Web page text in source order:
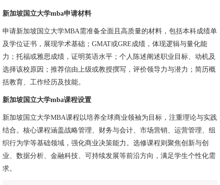
新加坡国立大学mba申请材料
申请新加坡国立大学MBA需准备全面且高质量的材料，包括本科成绩单
及学位证书，展现学术基础；GMAT或GRE成绩，体现逻辑与量化能
力；托福或雅思成绩，证明英语水平；个人陈述阐述职业目标、动机及
选择该校原因；推荐信由上级或教授撰写，评价领导力与潜力；简历概
括教育、工作经历及技能。
新加坡国立大学mba课程设置
新加坡国立大学MBA课程以培养全球商业领袖为目标，注重理论与实践
结合。核心课程涵盖战略管理、财务与会计、市场营销、运营管理、组
织行为学等基础领域，强化商业决策能力。选修课程则聚焦创新与创
业、数据分析、金融科技、可持续发展等前沿方向，满足学生个性化需
求。